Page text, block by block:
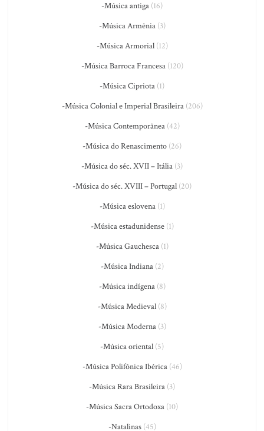
-Música antiga (16)
-Música Armênia(3)
-Música Armorial(12)
-Música Barroca Francesa(120)
-Música Cipriota (1)
-Música Colonial e Imperial Brasileira(206)
-Música Contemporânea(42)
-Música do Renascimento (26)
-Música do séc. XVII – Itália (3)
-Música do séc. XVIII – Portugal (20)
-Música eslovena(1)
-Música estadunidense(1)
-Música Gauchesca(1)
-Música Indiana(2)
-Música indígena(8)
-Música Medieval(8)
-Música Moderna(3)
-Música oriental (5)
-Música Polifônica Ibérica(46)
-Música Rara Brasileira (3)
-Música Sacra Ortodoxa (10)
-Natalinas(45)